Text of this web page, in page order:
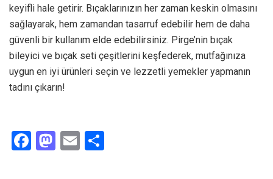
keyifli hale getirir. Bıçaklarınızın her zaman keskin olmasını
sağlayarak, hem zamandan tasarruf edebilir hem de daha
güvenli bir kullanım elde edebilirsiniz. Pirge’nin bıçak
bileyici ve bıçak seti çeşitlerini keşfederek, mutfağınıza
uygun en iyi ürünleri seçin ve lezzetli yemekler yapmanın
tadını çıkarın!
F
M E